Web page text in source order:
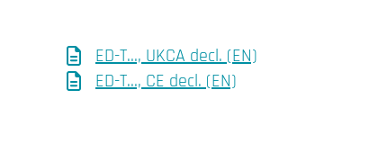
ED-T…, UKCA decl. (EN)
ED-T…, CE decl. (EN)